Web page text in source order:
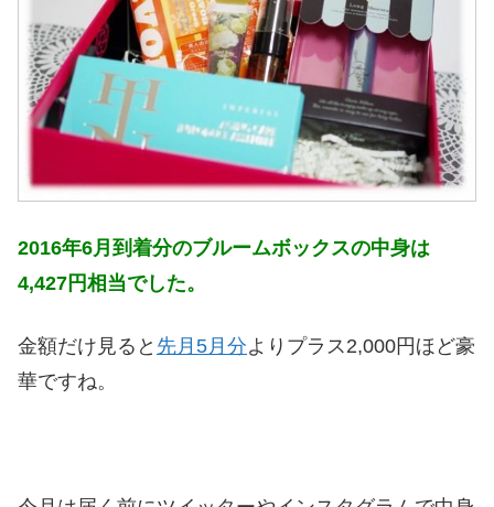
2016年6月到着分のブルームボックスの中身は
4,427円相当でした。
金額だけ見ると 先月5月分よりプラス2,000円ほど豪
華ですね。